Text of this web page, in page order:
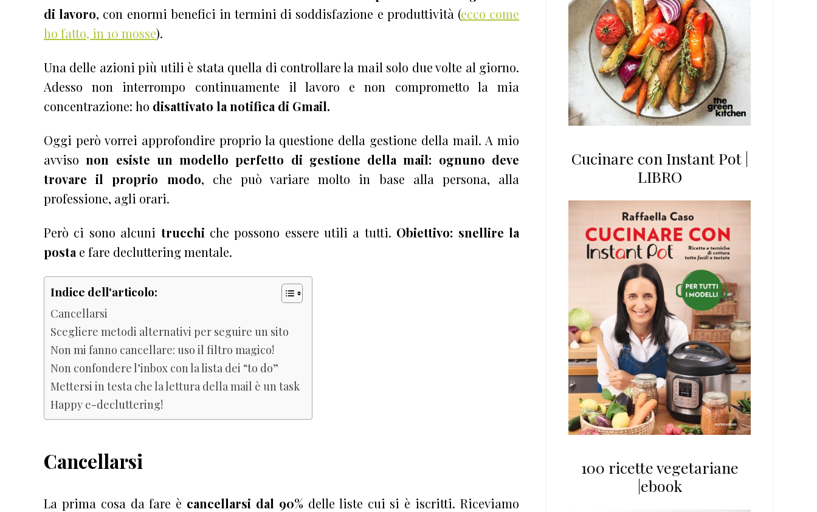
di lavoro, con enormi benefici in termini di soddisfazione e produttività (ecco come
ho fatto, in 10 mosse).
Una delle azioni più utili è stata quella di controllare la mail solo due volte al giorno.
Adesso non interrompo continuamente il lavoro e non comprometto la mia
concentrazione: ho disattivato la notifica di Gmail.
Oggi però vorrei approfondire proprio la questione della gestione della mail. A mio
avvisonon esiste un modello perfetto di gestione della mail: ognuno deve
trovare il proprio modo, che può variare molto in base alla persona, alla
professione, agli orari.
Però ci sono alcuni trucchi che possono essere utili a tutti. Obiettivo: snellire la
posta e fare decluttering mentale.
Indice dell'articolo:
Cancellarsi
Scegliere metodi alternativi per seguire un sito
Non mi fanno cancellare: uso il filtro magico!
Non confondere l’inbox con la lista dei “to do”
Mettersi in testa che la lettura della mail è un task
Happy e-decluttering!
Cancellarsi
La prima cosa da fare è cancellarsi dal 90% delle liste cui si è iscritti. Riceviamo
Cucinare con Instant Pot |
LIBRO
100 ricette vegetariane
|ebook